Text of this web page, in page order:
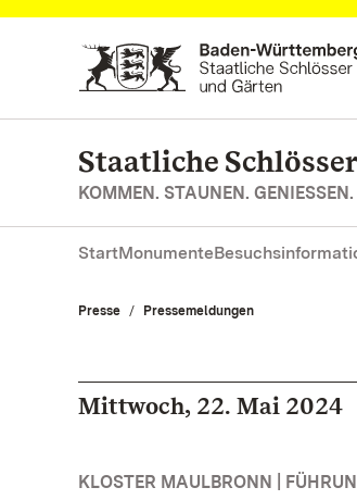
Zum Hauptinhalt springen
Staatliche
KOMMEN. STAUNEN. GENIESSEN.
StartMonumente
Presse Pressemeldungen
Mittwoch, 22. Mai 2024
KLOSTER MAULBRONN |